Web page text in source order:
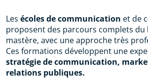
Les écoles de communication et de
proposent des parcours complets du
mastère, avec une approche très
Ces formations développent une
stratégie de communication,
relations publiques.